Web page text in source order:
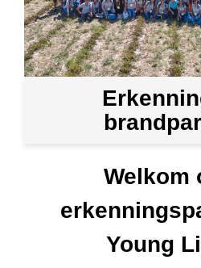
Welkom
Young